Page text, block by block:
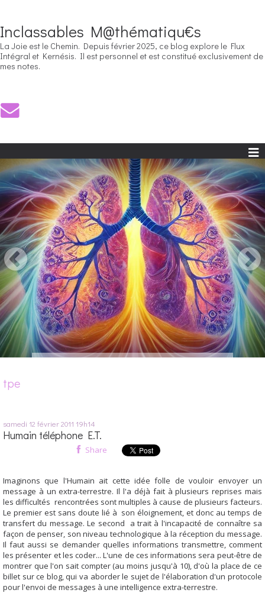
Inclassables M@thématiqu€s
La Joie est le Chemin. Depuis février 2025, ce blog explore le Flux
Intégral et Kernésis. Il est personnel et est constitué exclusivement de
mes notes.
tpe
samedi 12 février 2011 19h14
Humain téléphone E.T.
Share
Imaginons que l'Humain ait cette idée folle de vouloir envoyer un
message à un extra-terrestre. Il l'a déjà fait à plusieurs reprises mais
les difficultés rencontrées sont multiples à cause de plusieurs facteurs.
Le premier est sans doute lié à son éloignement, et donc au temps de
transfert du message. Le second a trait à l'incapacité de connaître sa
façon de penser, son niveau technologique à la réception du message.
Il faut aussi se demander quelles informations transmettre, comment
les présenter et les coder... L'une de ces informations sera peut-être de
montrer que l'on sait compter (au moins jusqu'à 10), d'où la place de ce
billet sur ce blog, qui va aborder le sujet de l'élaboration d'un protocole
pour l'envoi de messages à une intelligence extra-terrestre.